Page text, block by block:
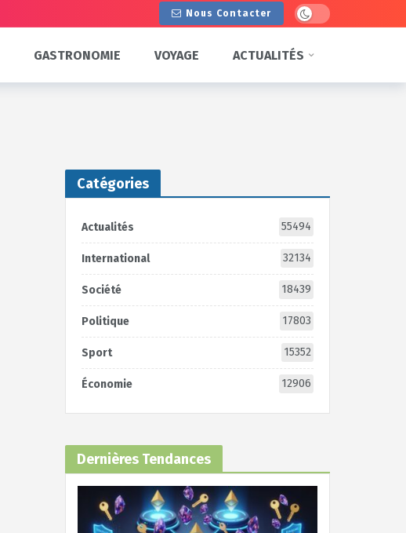
Nous Contacter Dark mode
GASTRONOMIE VOYAGE ACTUALITÉS
Catégories
Actualités 55494
International 32134
Société 18439
Politique 17803
Sport 15352
Économie 12906
Dernières Tendances